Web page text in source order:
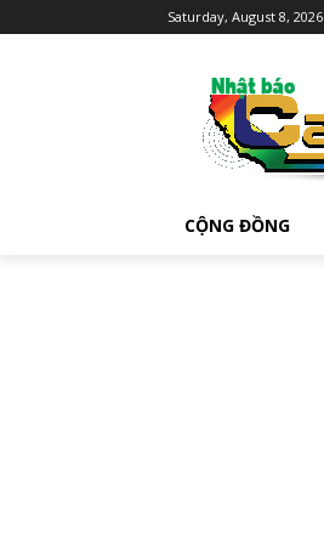
Saturday, August 8, 2026
CỘNG ĐỒNG